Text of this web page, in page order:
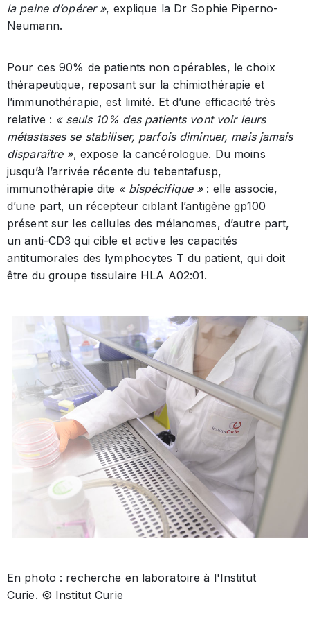
la peine d’opérer », explique la Dr Sophie Piperno-
Neumann.
Pour ces 90% de patients non opérables, le choix
thérapeutique, reposant sur la chimiothérapie et
l’immunothérapie, est limité. Et d’une efficacité très
relative : « seuls 10% des patients vont voir leurs
métastases se stabiliser, parfois diminuer, mais jamais
disparaître », expose la cancérologue. Du moins
jusqu’à l’arrivée récente du tebentafusp,
immunothérapie dite « bispécifique »: elle associe,
d’une part, un récepteur ciblant l’antigène gp100
présent sur les cellules des mélanomes, d’autre part,
un anti-CD3 qui cible et active les capacités
antitumorales des lymphocytes T du patient, qui doit
être du groupe tissulaire HLA A02:01.
En photo : recherche en laboratoire à l'Institut
Curie. © Institut Curie